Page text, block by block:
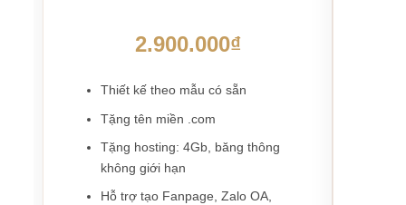
2.900.000₫
Thiết kế theo mẫu có sẵn
Tặng tên miền .com
Tặng hosting: 4Gb, băng thông
không giới hạn
Hỗ trợ tạo Fanpage, Zalo OA,